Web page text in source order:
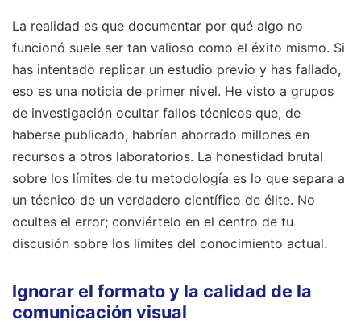
La realidad es que documentar por qué algo no
funcionó suele ser tan valioso como el éxito mismo. Si
has intentado replicar un estudio previo y has fallado,
eso es una noticia de primer nivel. He visto a grupos
de investigación ocultar fallos técnicos que, de
haberse publicado, habrían ahorrado millones en
recursos a otros laboratorios. La honestidad brutal
sobre los límites de tu metodología es lo que separa a
un técnico de un verdadero científico de élite. No
ocultes el error; conviértelo en el centro de tu
discusión sobre los límites del conocimiento actual.
Ignorar el formato y la calidad de la
comunicación visual